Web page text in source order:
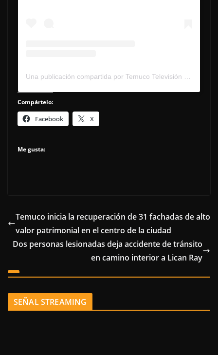
Una publicación compartida por Temuco Televisión (@temucotv_)
Compártelo:
Facebook X
Me gusta:
Temuco inicia la recuperación de 31 fachadas de alto
valor patrimonial en el centro de la ciudad
Dos personas lesionadas deja accidente de tránsito
en camino interior a Lican Ray
SEÑAL STREAMING